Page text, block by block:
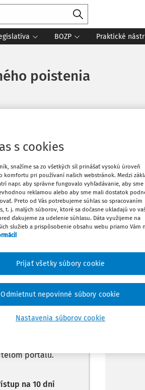
BOZP Praktické
poistenia
rok 2010, ktorý bol
účtovníctve ako
zrazila zrážkovú
len „ZDP").
Prihláste sa
portálu.
na 10 dní
s cookies
snažíme sa zo všetkých síl prinášať vysokú úroveň
komfortu pri používaní našich webstránok. Medzi
napr. aby správne fungovalo vyhľadávanie, aby sme
reklamou alebo aby sme mali dostatok
Preto od Vás potrebujeme súhlas so spracovaním
t. j. malých súborov, ktoré sa dočasne ukladajú vo
ďakujeme za udelenie súhlasu. Dáta využijeme na
služieb a prispôsobenie obsahu webu priamo Vám
Nastavenia súborov cookie
Odmietnut nepovinné súbory cookie
Prijať všetky súbory cookie